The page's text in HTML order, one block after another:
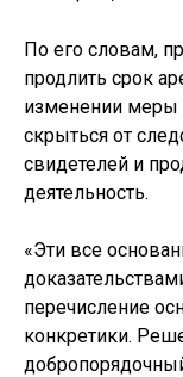
По его словам,
продлить срок
изменении меры
скрыться от
свидетелей и
деятельность.
«Эти все
перечисление
конкретики.